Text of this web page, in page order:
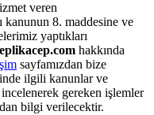
veren
kanunun 8. maddesine ve
yaptıkları
hakkında
sayfamızdan bize
ilgili kanunlar ve
gereken işlemler
bilgi verilecektir.